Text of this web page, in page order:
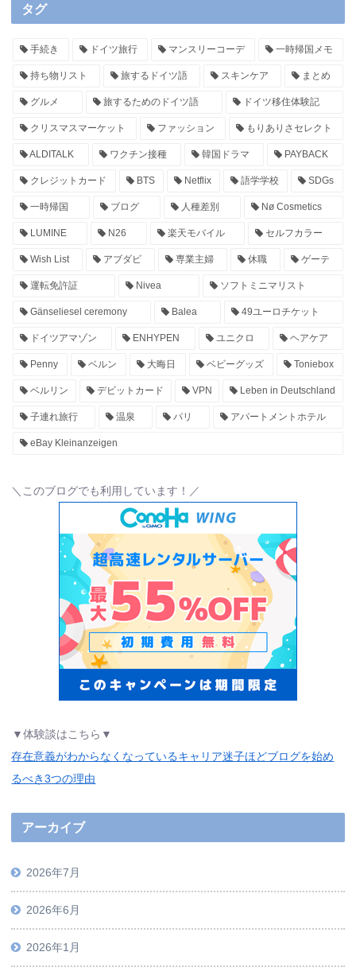
タグ
手続き ドイツ旅行 マンスリーコーデ 一時帰国メモ
持ち物リスト 旅するドイツ語 スキンケア まとめ
グルメ 旅するためのドイツ語 ドイツ移住体験記
クリスマスマーケット ファッション もりありさセレクト
ALDITALK ワクチン接種 韓国ドラマ PAYBACK
クレジットカード BTS Netflix 語学学校 SDGs
一時帰国 ブログ 人種差別 Nø Cosmetics
LUMINE N26 楽天モバイル セルフカラー
Wish List アブダビ 専業主婦 休職 ゲーテ
運転免許証 Nivea ソフトミニマリスト
Gänseliesel ceremony Balea 49ユーロチケット
ドイツアマゾン ENHYPEN ユニクロ ヘアケア
Penny ベルン 大晦日 ベビーグッズ Toniebox
ベルリン デビットカード VPN Leben in Deutschland
子連れ旅行 温泉 パリ アパートメントホテル
eBay Kleinanzeigen
＼このブログでも利用しています！／
▼体験談はこちら▼
存在意義がわからなくなっているキャリア迷子ほどブログを始め
るべき3つの理由
アーカイブ
2026年7月
2026年6月
2026年1月